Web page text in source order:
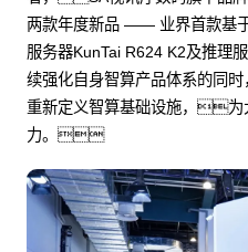
两款年度新品 —— 业界首款基
服务器KunTai R624 K2及推理
续强化自身智算产品体系的同
重新定义智算基础设施，为
力。